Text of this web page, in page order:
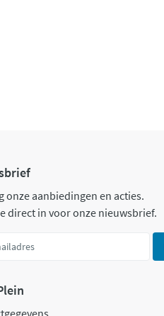
onze aanbiedingen en acties.
direct in voor onze nieuwsbrief.